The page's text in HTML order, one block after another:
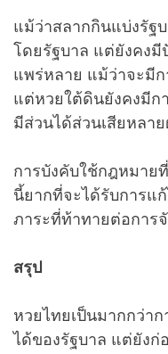
แม้ว่าสลากกินแบ่งรัฐ
โดยรัฐบาล แต่ยังคง
แพร่หลาย แม้ว่าจะมี
แต่หวยใต้ดินยังคงมีก
มีส่วนได้ส่วนเสียหลา
การบังคับใช้กฎหมาย
นี้ยากที่จะได้รับการแก้
ภาระที่ท้าทายต่อการ
สรุป
หวยไทยเป็นมากกว่า
ได้ของรัฐบาล แต่ยังก่